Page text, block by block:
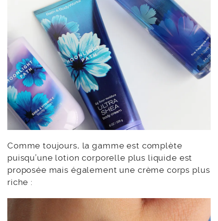
Comme toujours, la gamme est complète
puisqu’une lotion corporelle plus liquide est
proposée mais également une crème corps plus
riche :